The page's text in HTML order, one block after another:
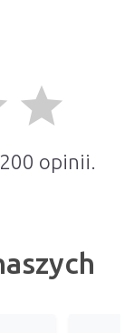
grade
200 opinii.